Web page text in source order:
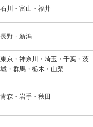
石川・富山・福井
長野・新潟
東京・神奈川・埼玉・千葉・茨
城・群馬・栃木・山梨
青森・岩手・秋田